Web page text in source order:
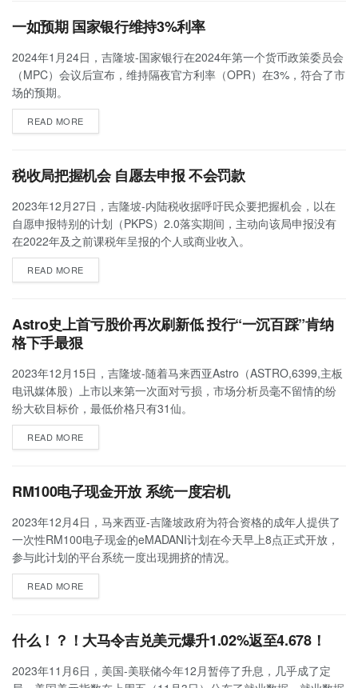
一如预期 国家银行维持3%利率
2024年1月24日，吉隆坡-国家银行在2024年第一个货币政策委员会
（MPC）会议后宣布，维持隔夜官方利率（OPR）在3%，符合了市
场的预期。
READ MORE
税收局把握机会 自愿去申报 不会罚款
2023年12月27日，吉隆坡-内陆税收据呼吁民众要把握机会，以在
自愿申报特别的计划（PKPS）2.0落实期间，主动向该局申报没有
在2022年及之前课税年呈报的个人或商业收入。
READ MORE
Astro史上首亏股价再次刷新低 投行“一沉百踩”肯纳
格下手最狠
2023年12月15日，吉隆坡-随着马来西亚Astro（ASTRO,6399,主板
电讯媒体股）上市以来第一次面对亏损，市场分析员毫不留情的纷
纷大砍目标价，最低价格只有31仙。
READ MORE
RM100电子现金开放 系统一度宕机
2023年12月4日，马来西亚-吉隆坡政府为符合资格的成年人提供了
一次性RM100电子现金的eMADANI计划在今天早上8点正式开放，
参与此计划的平台系统一度出现拥挤的情况。
READ MORE
什么！？！大马令吉兑美元爆升1.02%返至4.678！
2023年11月6日，美国-美联储今年12月暂停了升息，几乎成了定